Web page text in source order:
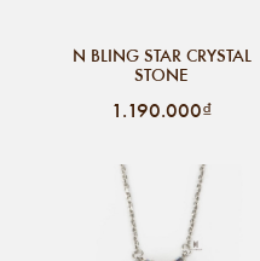
N BLING STAR CRYSTAL
STONE
1.190.000₫